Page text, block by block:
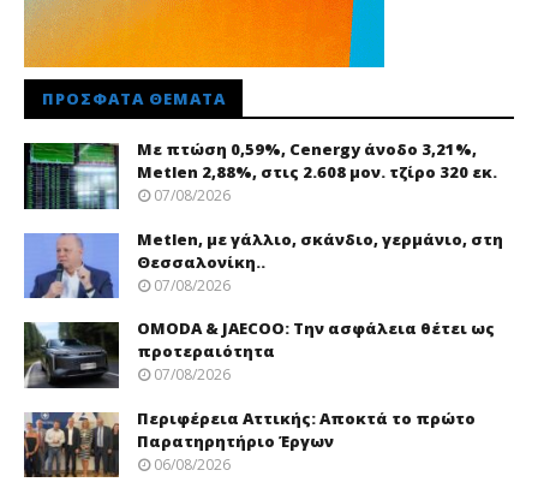
ΠΡΌΣΦΑΤΑ ΘΈΜΑΤΑ
Με πτώση 0,59%, Cenergy άνοδο 3,21%,
Metlen 2,88%, στις 2.608 μον. τζίρο 320 εκ.
07/08/2026
Metlen, με γάλλιο, σκάνδιο, γερμάνιο, στη
Θεσσαλονίκη..
07/08/2026
OMODA & JAECOO: Την ασφάλεια θέτει ως
προτεραιότητα
07/08/2026
Περιφέρεια Αττικής: Αποκτά το πρώτο
Παρατηρητήριο Έργων
06/08/2026